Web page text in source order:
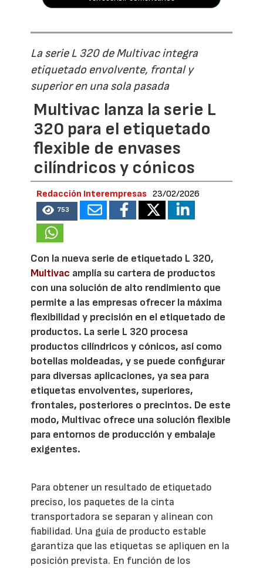
La serie L 320 de Multivac integra
etiquetado envolvente, frontal y
superior en una sola pasada
Multivac lanza la serie L
320 para el etiquetado
flexible de envases
cilíndricos y cónicos
Redacción Interempresas 23/02/2026
753
Con la nueva serie de etiquetado L 320,
Multivac amplía su cartera de productos
con una solución de alto rendimiento que
permite a las empresas ofrecer la máxima
flexibilidad y precisión en el etiquetado de
productos. La serie L 320 procesa
productos cilíndricos y cónicos, así como
botellas moldeadas, y se puede configurar
para diversas aplicaciones, ya sea para
etiquetas envolventes, superiores,
frontales, posteriores o precintos. De este
modo, Multivac ofrece una solución flexible
para entornos de producción y embalaje
exigentes.
Para obtener un resultado de etiquetado
preciso, los paquetes de la cinta
transportadora se separan y alinean con
fiabilidad. Una guía de producto estable
garantiza que las etiquetas se apliquen en la
posición prevista. En función de los